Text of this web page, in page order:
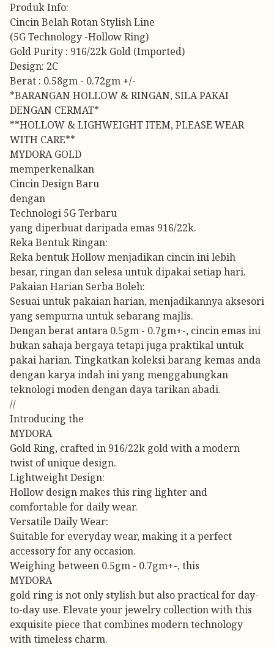
Produk Info:
Cincin Belah Rotan Stylish Line
(5G Technology -Hollow Ring)
Gold Purity : 916/22k Gold (Imported)
Design: 2C
Berat : 0.58gm - 0.72gm +/-
*BARANGAN HOLLOW & RINGAN, SILA PAKAI
DENGAN CERMAT*
**HOLLOW & LIGHWEIGHT ITEM, PLEASE WEAR
WITH CARE**
MYDORA GOLD
memperkenalkan
Cincin Design Baru
dengan
Technologi 5G Terbaru
yang diperbuat daripada emas 916/22k.
Reka Bentuk Ringan:
Reka bentuk Hollow menjadikan cincin ini lebih
besar, ringan dan selesa untuk dipakai setiap hari.
Pakaian Harian Serba Boleh:
Sesuai untuk pakaian harian, menjadikannya aksesori
yang sempurna untuk sebarang majlis.
Dengan berat antara 0.5gm - 0.7gm+-, cincin emas ini
bukan sahaja bergaya tetapi juga praktikal untuk
pakai harian. Tingkatkan koleksi barang kemas anda
dengan karya indah ini yang menggabungkan
teknologi moden dengan daya tarikan abadi.
//
Introducing the
MYDORA
Gold Ring, crafted in 916/22k gold with a modern
twist of unique design.
Lightweight Design:
Hollow design makes this ring lighter and
comfortable for daily wear.
Versatile Daily Wear:
Suitable for everyday wear, making it a perfect
accessory for any occasion.
Weighing between 0.5gm - 0.7gm+-, this
MYDORA
gold ring is not only stylish but also practical for day-
to-day use. Elevate your jewelry collection with this
exquisite piece that combines modern technology
with timeless charm.